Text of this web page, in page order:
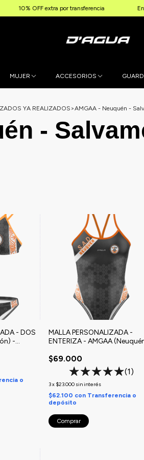
extra por transferencia Envíos gratis a
MUJER ACCESORIOS
YA REALIZADOS >AMGAA - Neuquén -
-
- DOS
-
o
MALLA PERSONALIZADA -
ENTERIZA - AMGAA
Deportivo
$69.000
(1)
3x $23.000 sin interés
$62.100 con Transferencia o
depósito
Comprar